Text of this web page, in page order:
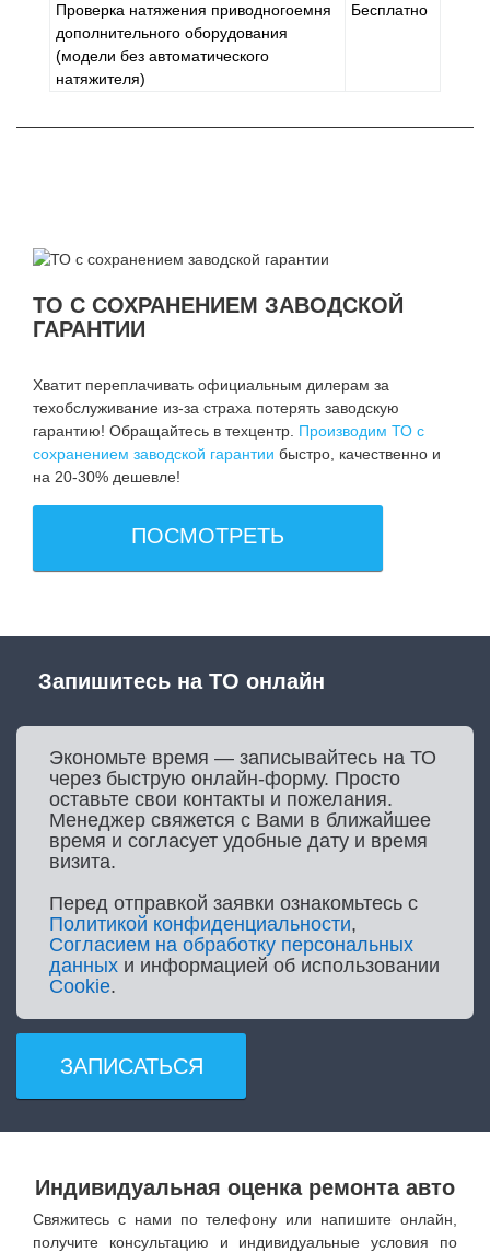
Проверка натяжения приводногоемня
дополнительного оборудования
(модели без автоматического
натяжителя)
Бесплатно
ТО С СОХРАНЕНИЕМ ЗАВОДСКОЙ
ГАРАНТИИ
Хватит переплачивать официальным дилерам за
техобслуживание из-за страха потерять заводскую
гарантию! Обращайтесь в техцентр. Производим ТО с
сохранением заводской гарантии быстро, качественно и
на 20-30% дешевле!
ПОСМОТРЕТЬ
Запишитесь на ТО онлайн
Экономьте время — записывайтесь на ТО
через быструю онлайн-форму. Просто
оставьте свои контакты и пожелания.
Менеджер свяжется с Вами в ближайшее
время и согласует удобные дату и время
визита.
Перед отправкой заявки ознакомьтесь с
Политикой конфиденциальности,
Согласием на обработку персональных
данных и информацией об использовании
Cookie.
ЗАПИСАТЬСЯ
Индивидуальная оценка ремонта авто
Свяжитесь с нами по телефону или напишите онлайн,
получите консультацию и индивидуальные условия по